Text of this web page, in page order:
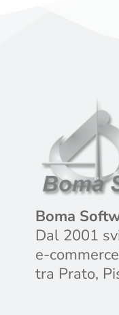
Boma
Dal 2001
e-
tra Prato,